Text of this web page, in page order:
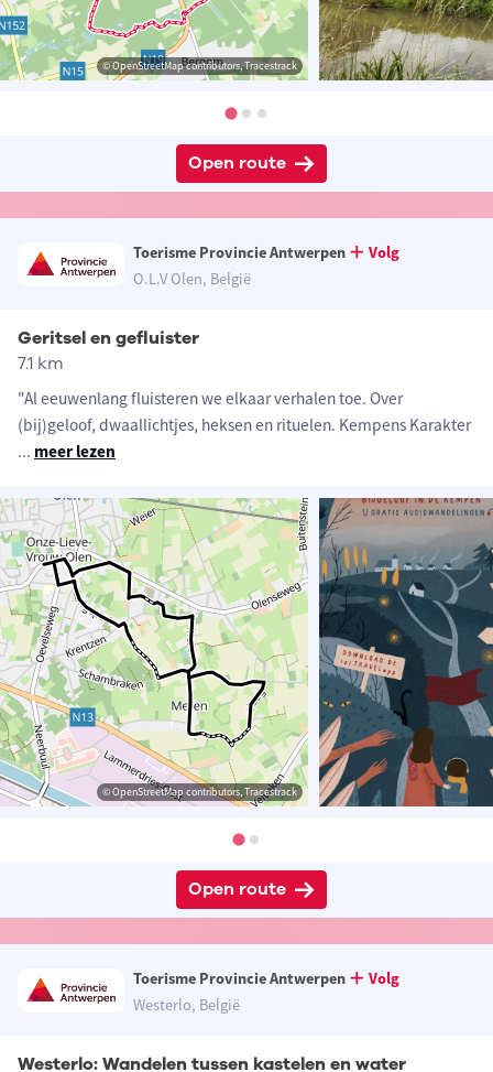
© OpenStreetMap contributors, Tracestrack
Open route
Toerisme Provincie Antwerpen
Volg
O.L.V Olen, België
Geritsel en gefluister
7.1 km
"Al eeuwenlang fluisteren we elkaar verhalen toe. Over
(bij)geloof, dwaallichtjes, heksen en rituelen. Kempens Karakter
... meer lezen
© OpenStreetMap contributors, Tracestrack
Open route
Toerisme Provincie Antwerpen
Volg
Westerlo, België
Westerlo: Wandelen tussen kastelen en water